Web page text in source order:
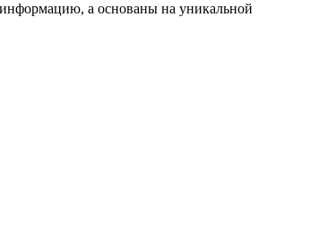
а основаны на уникальной